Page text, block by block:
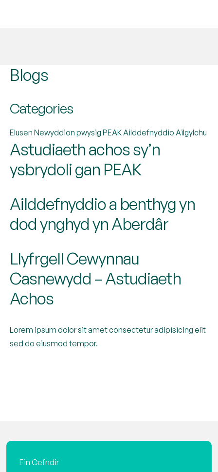
Blogs
Categories
Elusen Newyddion pwysig PEAKAilddefnyddio Ailgylchu
Astudiaeth achos sy’n
ysbrydoli gan PEAK
Ailddefnyddio a benthyg yn
dod ynghyd yn Aberdâr
Llyfrgell Cewynnau
Casnewydd – Astudiaeth
Achos
Lorem ipsum dolor sit amet consectetur adipisicing elit
sed do eiusmod tempor.
Ein Cefndir